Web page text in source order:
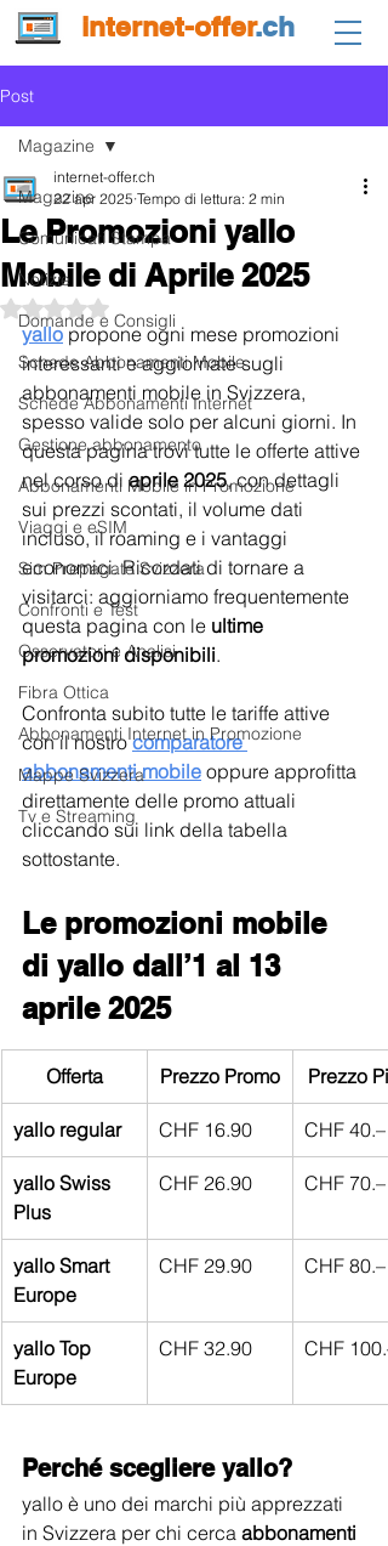
internet-offer.ch
Post
Magazine
Comunicati Stampa
Notizie
Domande e Consigli
Schede Abbonamenti Mobile
Schede Abbonamenti Internet
Gestione abbonamento
Abbonamenti Mobile in Promozione
Viaggi e eSIM
Sim Prepagate Svizzera
Confronti e Test
Osservatori e Analisi
Fibra Ottica
Abbonamenti Internet in Promozione
Mappe Svizzera
Tv e Streaming
Magazine
Le Promozioni yallo
Mobile di Aprile 2025
internet-offer.ch
22 apr 2025 Tempo di lettura: 2 min
Valutazione NaN stelle su 5.
yallo propone ogni mese promozioni
interessanti e aggiornate sugli
abbonamenti mobile in Svizzera,
spesso valide solo per alcuni giorni. In
questa pagina trovi tutte le offerte attive
nel corso di aprile 2025, con dettagli
sui prezzi scontati, il volume dati
incluso, il roaming e i vantaggi
economici. Ricordati di tornare a
visitarci: aggiorniamo frequentemente
questa pagina con le ultime
promozioni disponibili.
Confronta subito tutte le tariffe attive
con il nostro comparatore
abbonamenti mobile oppure approfitta
direttamente delle promo attuali
cliccando sui link della tabella
sottostante.
Le promozioni mobile
di yallo dall’1 al 13
aprile 2025
Offerta Prezzo Promo Prezzo
yallo regular CHF 16.90 CHF 40.–
yallo Swiss
Plus
CHF 26.90 CHF 70.–
yallo Smart
Europe
CHF 29.90 CHF 80.–
yallo Top
Europe
CHF 32.90 CHF 100.–
Perché scegliere yallo?
yallo è uno dei marchi più apprezzati
in Svizzera per chi cerca abbonamenti